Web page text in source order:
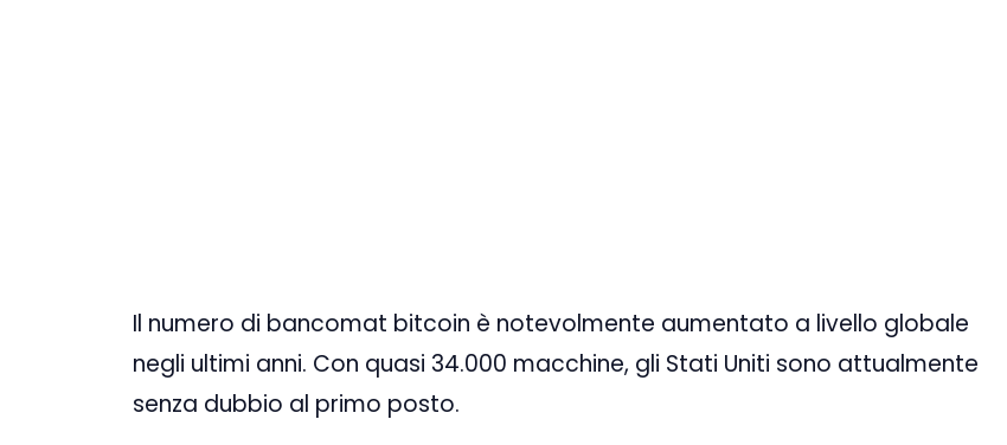
Il numero di bancomat bitcoin è notevolmente aumentato a livello globale
negli ultimi anni. Con quasi 34.000 macchine, gli Stati Uniti sono attualmente
senza dubbio al primo posto.